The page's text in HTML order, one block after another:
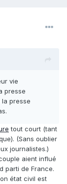
vie
presse
presse
tout court (tant
(Sans oublier
journalistes.)
aient influé
parti de France.
état civil est